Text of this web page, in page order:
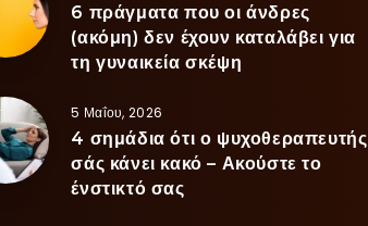
6 πράγματα που οι άνδρες
(ακόμη) δεν έχουν καταλάβει για
τη γυναικεία σκέψη
5 Μαΐου, 2026
4 σημάδια ότι ο ψυχοθεραπευτής
σάς κάνει κακό – Ακούστε το
ένστικτό σας